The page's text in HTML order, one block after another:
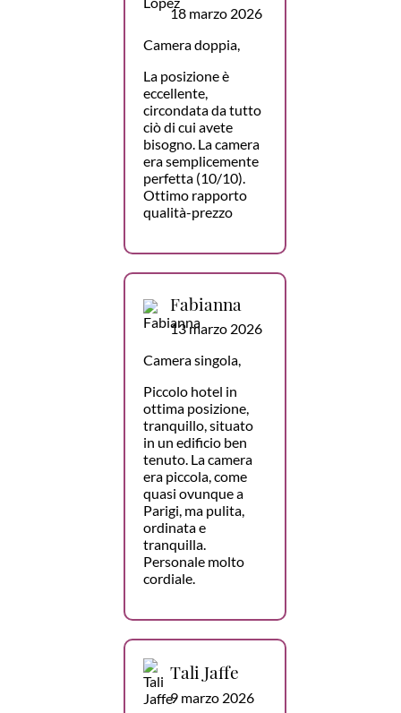
18 marzo 2026
Camera doppia,
La posizione è
eccellente,
circondata da tutto
ciò di cui avete
bisogno. La camera
era semplicemente
perfetta (10/10).
Ottimo rapporto
qualità-prezzo
Fabianna
13 marzo 2026
Camera singola,
Piccolo hotel in
ottima posizione,
tranquillo, situato
in un edificio ben
tenuto. La camera
era piccola, come
quasi ovunque a
Parigi, ma pulita,
ordinata e
tranquilla.
Personale molto
cordiale.
Tali Jaffe
9 marzo 2026